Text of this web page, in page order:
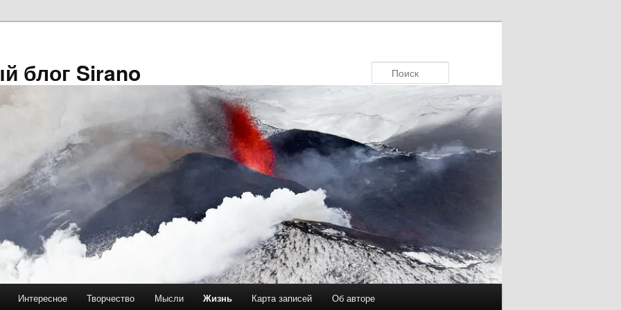
блог Sirano
Интересное Творчество Мысли Жизнь Карта записей Об авторе